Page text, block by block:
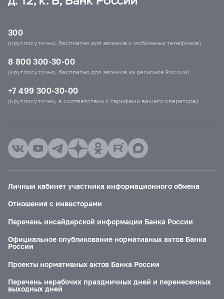
300
(круглосуточно, бесплатно для звонков с мобильных телефонов)
8 800 300-30-00
(круглосуточно, бесплатно для звонков из регионов России)
+7 499 300-30-00
(круглосуточно, в соответствии с тарифами вашего оператора)
Личный кабинет участника информационного обмена
Отношения с инвесторами
Перечень инсайдерской информации Банка России
Официальное опубликование нормативных актов Банка
России
Проекты нормативных актов Банка России
Перечень нерабочих праздничных дней и перенесенных
выходных дней